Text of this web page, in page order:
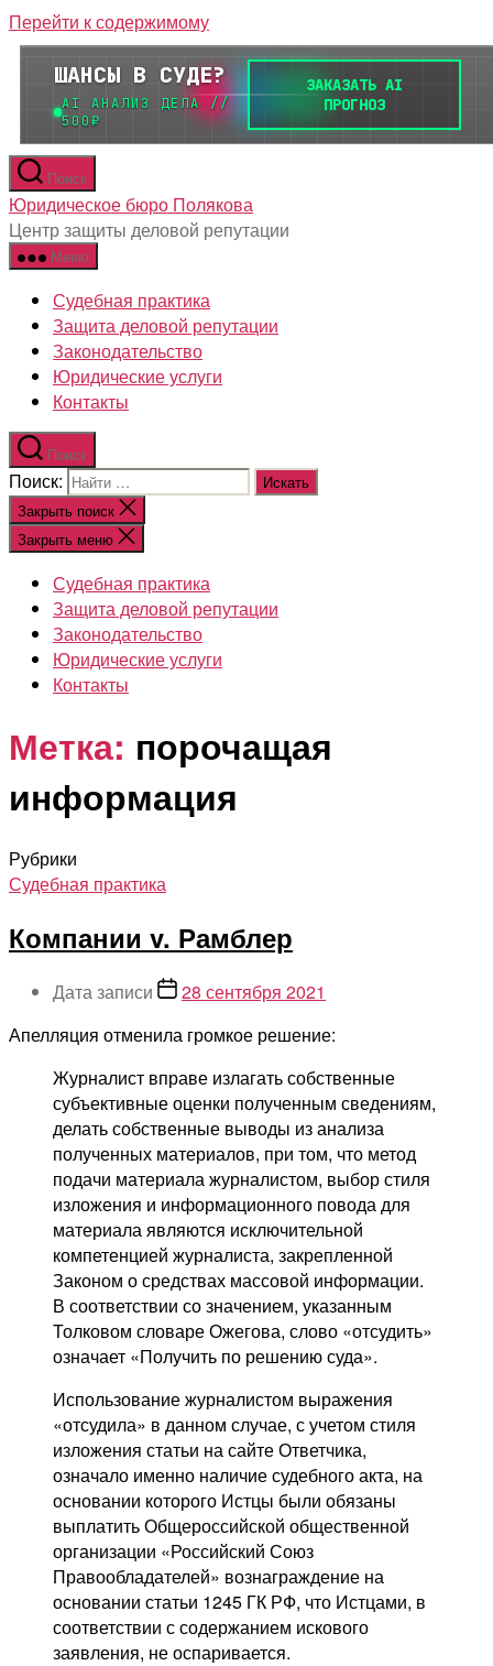
Перейти к содержимому
Поиск
Юридическое бюро Полякова
Центр защиты деловой репутации
Меню
Судебная практика
Защита деловой репутации
Законодательство
Юридические услуги
Контакты
Поиск
Поиск:
Закрыть поиск
Закрыть меню
Судебная практика
Защита деловой репутации
Законодательство
Юридические услуги
Контакты
Метка: порочащая
информация
Рубрики
Судебная практика
Компании v. Рамблер
Дата записи
28 сентября 2021
Апелляция отменила громкое решение:
Журналист вправе излагать собственные
субъективные оценки полученным сведениям,
делать собственные выводы из анализа
полученных материалов, при том, что метод
подачи материала журналистом, выбор стиля
изложения и информационного повода для
материала являются исключительной
компетенцией журналиста, закрепленной
Законом о средствах массовой информации.
В соответствии со значением, указанным
Толковом словаре Ожегова, слово «отсудить»
означает «Получить по решению суда».
Использование журналистом выражения
«отсудила» в данном случае, с учетом стиля
изложения статьи на сайте Ответчика,
означало именно наличие судебного акта, на
основании которого Истцы были обязаны
выплатить Общероссийской общественной
организации «Российский Союз
Правообладателей» вознаграждение на
основании статьи 1245 ГК РФ, что Истцами, в
соответствии с содержанием искового
заявления, не оспаривается.